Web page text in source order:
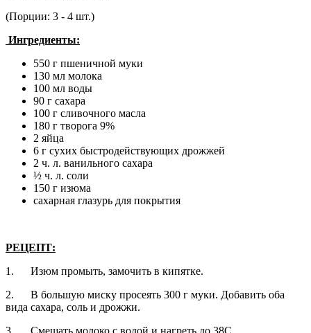
(Порции: 3 - 4 шт.)
Ингредиенты:
550 г пшеничной муки
130 мл молока
100 мл воды
90 г сахара
100 г сливочного масла
180 г творога 9%
2 яйца
6 г сухих быстродействующих дрожжей
2 ч. л. ванильного сахара
½ ч. л. соли
150 г изюма
сахарная глазурь для покрытия
РЕЦЕПТ:
1. Изюм промыть, замочить в кипятке.
2. В большую миску просеять 300 г муки. Добавить оба
вида сахара, соль и дрожжи.
3. Смешать молоко с водой и нагреть до 38С.